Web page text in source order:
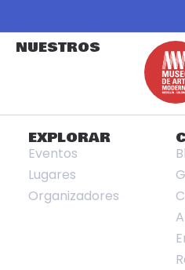
NUESTROS
EXPLORAR
Eventos
Lugares
Organizadores